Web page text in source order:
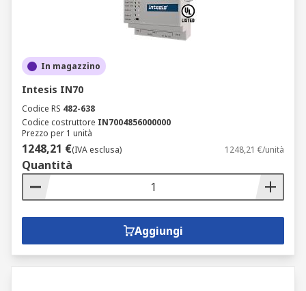
In magazzino
Intesis IN70
Codice RS 482-638
Codice costruttore IN7004856000000
Prezzo per 1 unità
1248,21 €(IVA esclusa) 1248,21 €/unità
Quantità
Aggiungi